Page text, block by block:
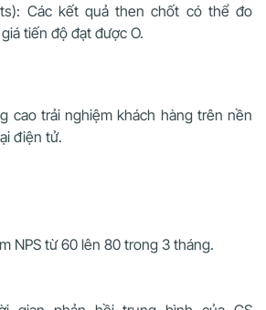
Các kết quả then chốt có thể đo
tiến độ đạt được O.
cao trải nghiệm khách hàng trên nền
điện tử.
NPS từ 60 lên 80 trong 3 tháng.